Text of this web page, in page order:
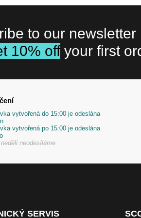
to our newsletter
10% off your first
vytvořená do 15:00 je odeslána
vytvořená po 15:00 je odeslána
neodesíláme
SERVIS